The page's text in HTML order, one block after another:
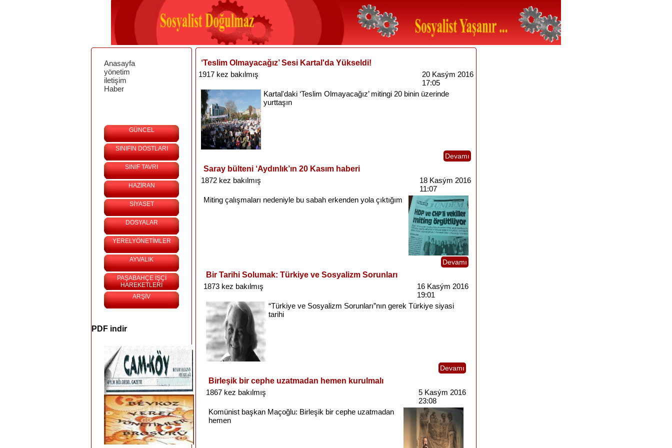
Anasayfa
yönetim
iletişim
Haber
GÜNCEL
SINIFIN DOSTLARI
SINIF TAVRI
HAZİRAN
SİYASET
DOSYALAR
YERELYÖNETİMLER
AYVALIK
PAŞABAHÇE İŞÇİ
HAREKETLERİ
ARŞİV
PDF indir
‘Teslim Olmayacağız’ Sesi Kartal'da Yükseldi!
1917 kez bakılmış
20 Kasým 2016
17:05
Kartal'daki ‘Teslim Olmayacağız’ mitingi 20 binin üzerinde
yurttaşın
Devamı
Saray bülteni ‘Aydınlık’ın 20 Kasım haberi
1872 kez bakılmış
18 Kasým 2016
11:07
Miting çalışmaları nedeniyle bu sabah erkenden yola çıktığım
Devamı
Bir Tarihi Solumak: Türkiye ve Sosyalizm Sorunları
1873 kez bakılmış
16 Kasým 2016
19:01
“Türkiye ve Sosyalizm Sorunları”nın gerek Türkiye siyasi
tarihi
Devamı
Birleşik bir cephe uzatmadan hemen kurulmalı
1867 kez bakılmış
5 Kasým 2016
23:08
Komünist başkan Maçoğlu: Birleşik bir cephe uzatmadan
hemen